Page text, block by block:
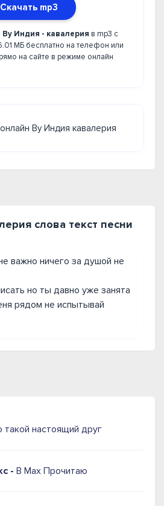
Скачать mp3
Индия - кавалерия в mp3 с
МБ бесплатно на телефон или
на сайте в режиме онлайн
By Индия кавалерия
слова текст песни
важно ничего за душой не
но ты давно уже занята
рядом не испытывай
такой настоящий друг
- В Max Прочитаю